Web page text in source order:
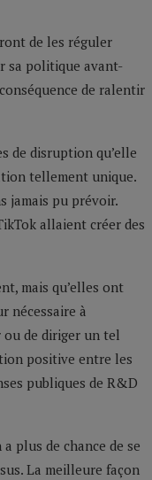
de les réguler
sa politique avant-
de ralentir
de disruption qu’elle
tellement unique.
jamais pu prévoir.
allaient créer des
mais qu’elles ont
nécessaire à
ou de diriger un tel
positive entre les
publiques de R&D
plus de chance de se
La meilleure façon